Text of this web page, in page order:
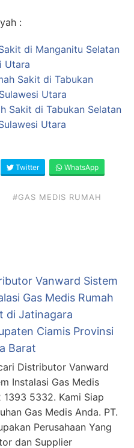
:
di Manganitu Selatan
Utara
Sakit di Tabukan
Utara
Sakit di Tabukan Selatan
Utara
Twitter WhatsApp
#GAS MEDIS RUMAH
Vanward Sistem
Gas Medis Rumah
di Jatinagara
Ciamis Provinsi
Barat
Distributor Vanward
Instalasi Gas Medis
1393 5332. Kami Siap
Gas Medis Anda. PT.
Perusahaan Yang
dan Supplier